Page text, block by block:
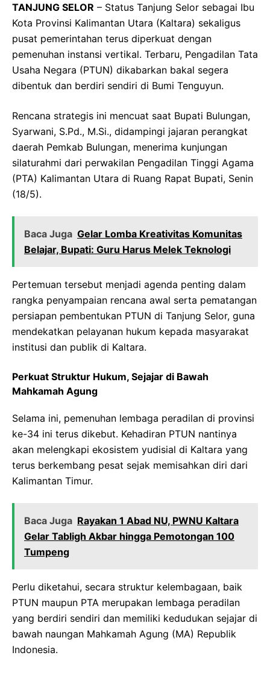
TANJUNG SELOR – Status Tanjung Selor sebagai Ibu
Kota Provinsi Kalimantan Utara (Kaltara) sekaligus
pusat pemerintahan terus diperkuat dengan
pemenuhan instansi vertikal. Terbaru, Pengadilan Tata
Usaha Negara (PTUN) dikabarkan bakal segera
dibentuk dan berdiri sendiri di Bumi Tenguyun.
Rencana strategis ini mencuat saat Bupati Bulungan,
Syarwani, S.Pd., M.Si., didampingi jajaran perangkat
daerah Pemkab Bulungan, menerima kunjungan
silaturahmi dari perwakilan Pengadilan Tinggi Agama
(PTA) Kalimantan Utara di Ruang Rapat Bupati, Senin
(18/5).
Baca Juga Gelar Lomba Kreativitas Komunitas
Belajar, Bupati: Guru Harus Melek Teknologi
Pertemuan tersebut menjadi agenda penting dalam
rangka penyampaian rencana awal serta pematangan
persiapan pembentukan PTUN di Tanjung Selor, guna
mendekatkan pelayanan hukum kepada masyarakat
institusi dan publik di Kaltara.
Perkuat Struktur Hukum, Sejajar di Bawah
Mahkamah Agung
Selama ini, pemenuhan lembaga peradilan di provinsi
ke-34 ini terus dikebut. Kehadiran PTUN nantinya
akan melengkapi ekosistem yudisial di Kaltara yang
terus berkembang pesat sejak memisahkan diri dari
Kalimantan Timur.
Baca Juga Rayakan 1 Abad NU, PWNU Kaltara
Gelar Tabligh Akbar hingga Pemotongan 100
Tumpeng
Perlu diketahui, secara struktur kelembagaan, baik
PTUN maupun PTA merupakan lembaga peradilan
yang berdiri sendiri dan memiliki kedudukan sejajar di
bawah naungan Mahkamah Agung (MA) Republik
Indonesia.